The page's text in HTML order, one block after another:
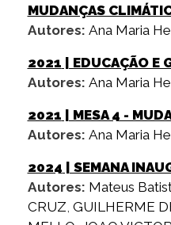
MUDANÇAS
Autores: Ana Maria
2021 | EDUCAÇÃO E
Autores: Ana Maria
2021 | MESA 4 -
Autores: Ana Maria
2024 | SEMANA
Autores: Mateus
CRUZ, GUILHERME